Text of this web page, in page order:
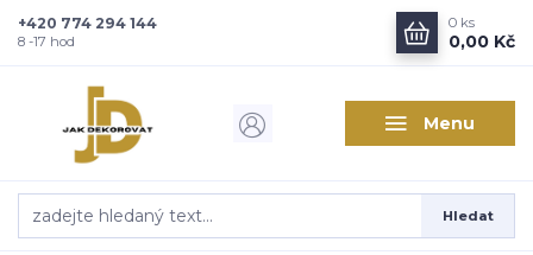
Menu
Hledat
+420 774 294 144
8 -17 hod
0 ks
0,00 Kč
Zajímá vás, co nového v
Kam poslat informaci o novinkách v interiérovém designu?